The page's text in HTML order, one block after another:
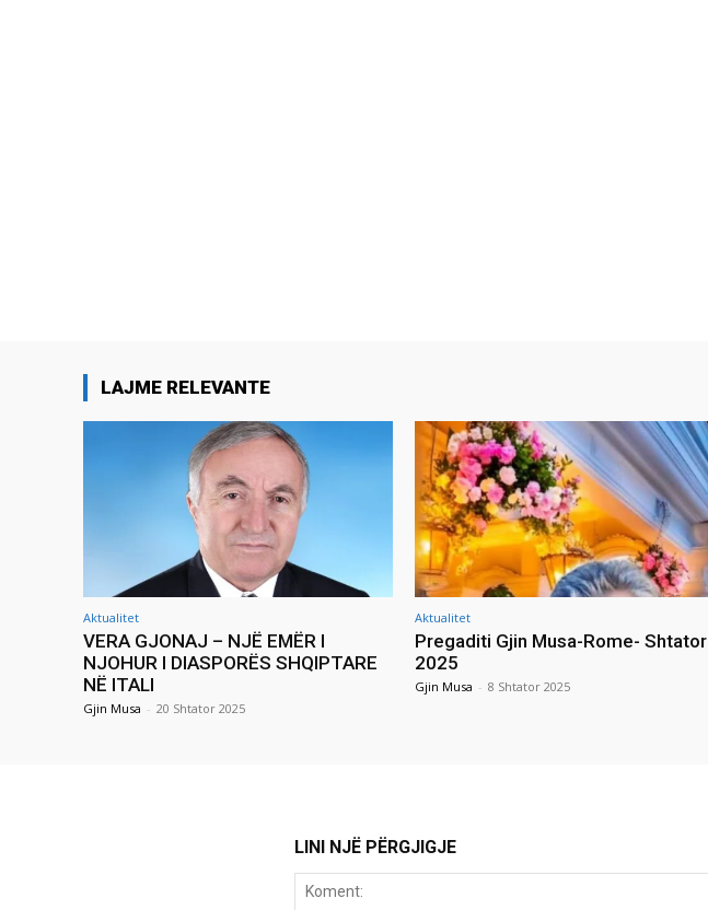
LAJME RELEVANTE
Aktualitet
VERA GJONAJ – NJË EMËR I
NJOHUR I DIASPORËS SHQIPTARE
NË ITALI
Gjin Musa - 20 Shtator 2025
Aktualitet
Pregaditi Gjin Musa-Rome- Shtator
2025
Gjin Musa - 8 Shtator 2025
LINI NJË PËRGJIGJE